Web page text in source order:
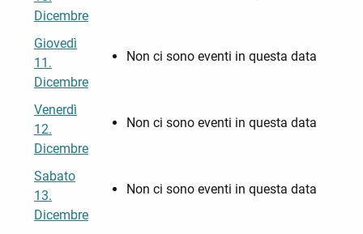
Dicembre
Giovedì
11.
Dicembre
Non ci sono eventi in questa data
Venerdì
12.
Dicembre
Non ci sono eventi in questa data
Sabato
13.
Dicembre
Non ci sono eventi in questa data